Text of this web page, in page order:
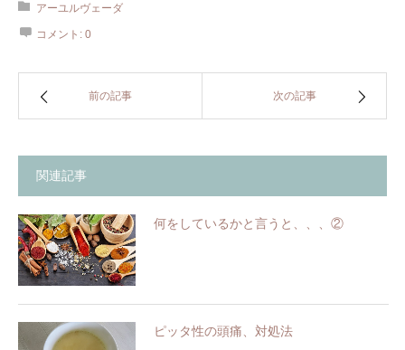
アーユルヴェーダ
コメント: 0
前の記事 次の記事
関連記事
何をしているかと言うと、、、②
ピッタ性の頭痛、対処法